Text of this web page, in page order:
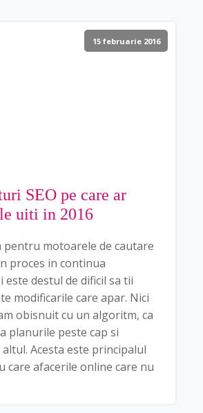
15 februarie 2016
SEO pe care ar
uiti in 2016
pentru motoarele de cautare
proces in continua
este destul de dificil sa tii
modificarile care apar. Nici
obisnuit cu un algoritm, ca
planurile peste cap si
Acesta este principalul
care afacerile online care nu